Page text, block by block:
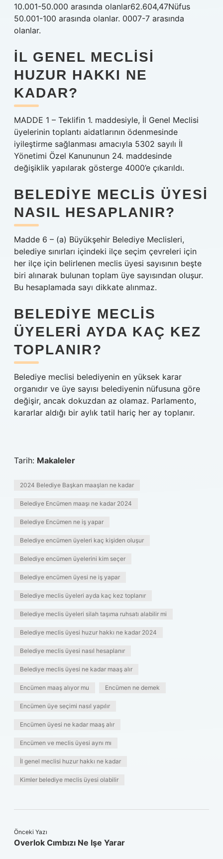
10.001-50.000 arasında olanlar62.604,47Nüfus
50.001-100 arasında olanlar. 0007-7 arasında
olanlar.
İL GENEL MECLISI
HUZUR HAKKI NE
KADAR?
MADDE 1 – Teklifin 1. maddesiyle, İl Genel Meclisi
üyelerinin toplantı aidatlarının ödenmesinde
iyileştirme sağlanması amacıyla 5302 sayılı İl
Yönetimi Özel Kanununun 24. maddesinde
değişiklik yapılarak gösterge 4000’e çıkarıldı.
BELEDIYE MECLIS ÜYESI
NASIL HESAPLANIR?
Madde 6 – (a) Büyükşehir Belediye Meclisleri,
belediye sınırları içindeki ilçe seçim çevreleri için
her ilçe için belirlenen meclis üyesi sayısının beşte
biri alınarak bulunan toplam üye sayısından oluşur.
Bu hesaplamada sayı dikkate alınmaz.
BELEDIYE MECLIS
ÜYELERI AYDA KAÇ KEZ
TOPLANIR?
Belediye meclisi belediyenin en yüksek karar
organıdır ve üye sayısı belediyenin nüfusuna göre
değişir, ancak dokuzdan az olamaz. Parlamento,
kararlar aldığı bir aylık tatil hariç her ay toplanır.
Tarih: Makaleler
2024 Belediye Başkan maaşları ne kadar
Belediye Encümen maaşı ne kadar 2024
Belediye Encümen ne iş yapar
Belediye encümen üyeleri kaç kişiden oluşur
Belediye encümen üyelerini kim seçer
Belediye encümen üyesi ne iş yapar
Belediye meclis üyeleri ayda kaç kez toplanır
Belediye meclis üyeleri silah taşıma ruhsatı alabilir mi
Belediye meclis üyesi huzur hakkı ne kadar 2024
Belediye meclis üyesi nasıl hesaplanır
Belediye meclis üyesi ne kadar maaş alır
Encümen maaş alıyor mu Encümen ne demek
Encümen üye seçimi nasıl yapılır
Encümen üyesi ne kadar maaş alır
Encümen ve meclis üyesi aynı mı
İl genel meclisi huzur hakkı ne kadar
Kimler belediye meclis üyesi olabilir
Önceki Yazı
Overlok Cımbızı Ne Işe Yarar